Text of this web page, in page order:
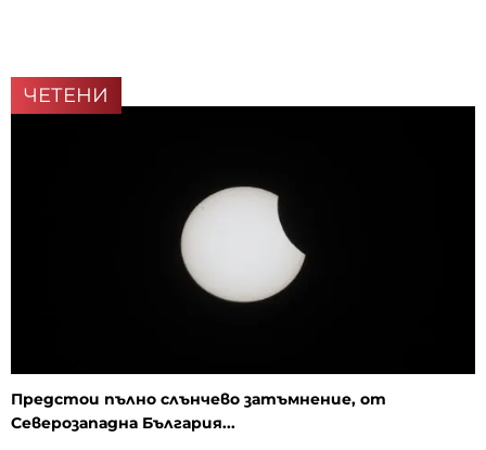
ЧЕТЕНИ
Предстои пълно слънчево затъмнение, от
Северозападна България...